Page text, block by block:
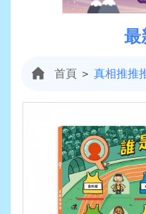
最
首頁 ＞ 真相推推